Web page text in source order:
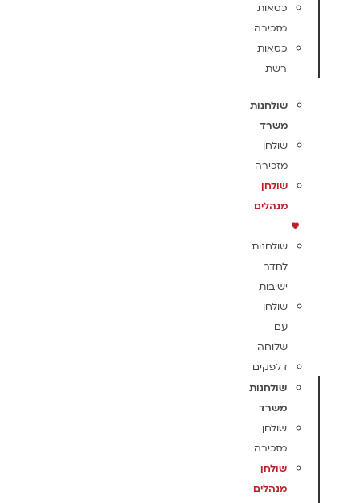
כסאות
מזכירה
כסאות
רשת
שולחנות
משרד
שולחן
מזכירה
שולחן
מנהלים
שולחנות
לחדר
ישיבות
שולחן
עם
שלוחה
דלפקים
שולחנות
משרד
שולחן
מזכירה
שולחן
מנהלים